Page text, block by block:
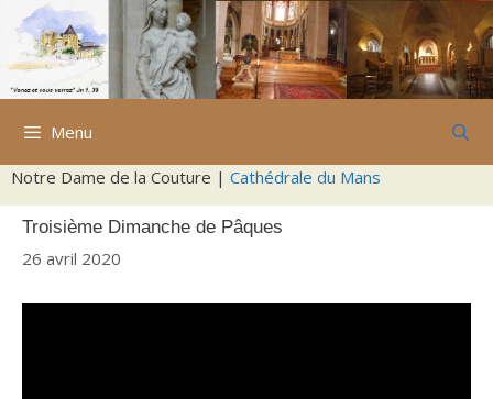
Aller
contenu
Menu
Notre Dame de la Couture | Cathédrale du Mans
Troisième Dimanche de Pâques
26 avril 2020